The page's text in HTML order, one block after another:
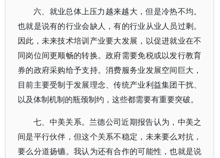
六、就业总体上压力越来越大，但是冷热不均。
也就是说有的行业会缺人，有的行业从业人员过剩。
因此，未来技术培训产业要大发展，以促进就业在不
同岗位间更顺畅的转换。政府需要免税或以发行教育
券的政府采购给予支持。消费服务业发展空间巨大，
目前主要受制于发展理念、传统产业利益集团干扰、
以及体制机制的瓶颈制约，这些都需要有重要突破。
七、中美关系。兰德公司近期报告认为，中美之
间是平行伙伴，但这个关系不稳定，未来要么对抗，
要么分道扬镳。我认为还有合作的可能性，也就是说